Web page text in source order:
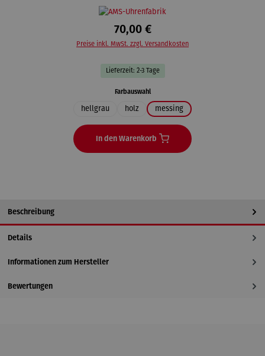
70,00 €
Preise inkl. MwSt. zzgl. Versandkosten
Lieferzeit: 2-3 Tage
Farbauswahlauswählen
hellgrau holz messing
In den Warenkorb
Beschreibung
Details
Informationen zum Hersteller
Bewertungen